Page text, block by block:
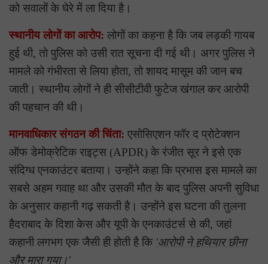
को सवालों के घेरे में ला दिया है।
स्थानीय लोगों का आरोप: लोगों का कहना है कि जब लड़की गायब
हुई थी, तो पुलिस को उसी रात सूचना दी गई थी। अगर पुलिस ने
मामले को गंभीरता से लिया होता, तो शायद मासूम की जान बच
जाती। स्थानीय लोगों ने ही सीसीटीवी फुटेज खंगाल कर आरोपी
की पहचान की थी।
मानवाधिकार संगठन की चिंता: एसोसिएशन फॉर द प्रोटेक्शन
ऑफ डेमोक्रेटिक राइट्स (APDR) के रंजीत सूर ने इसे एक
संदिग्ध एनकाउंटर बताया। उन्होंने कहा कि प्रभास इस मामले का
सबसे अहम गवाह था और उसकी मौत के बाद पुलिस अपनी सुविधा
के अनुसार कहानी गढ़ सकती है। उन्होंने इस घटना की तुलना
हैदराबाद के दिशा केस और यूपी के एनकाउंटर्स से की, जहां
कहानी लगभग एक जैसी ही होती है कि 'आरोपी ने हथियार छीना
और मारा गया।'